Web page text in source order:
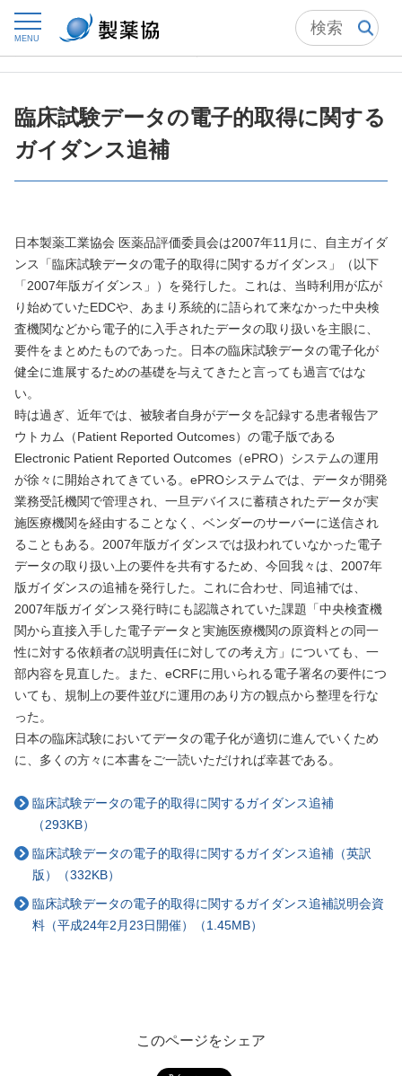
MENU
トップ 自主基準 申し合わせ・手引き・ガイドライン
臨床試験データの電子的取得に関する
ガイダンス追補
日本製薬工業協会 医薬品評価委員会は2007年11月に、自主ガイダ
ンス「臨床試験データの電子的取得に関するガイダンス」（以下
「2007年版ガイダンス」）を発行した。これは、当時利用が広が
り始めていたEDCや、あまり系統的に語られて来なかった中央検
査機関などから電子的に入手されたデータの取り扱いを主眼に、
要件をまとめたものであった。日本の臨床試験データの電子化が
健全に進展するための基礎を与えてきたと言っても過言ではな
い。
時は過ぎ、近年では、被験者自身がデータを記録する患者報告ア
ウトカム（Patient Reported Outcomes）の電子版である
Electronic Patient Reported Outcomes（ePRO）システムの運用
が徐々に開始されてきている。ePROシステムでは、データが開発
業務受託機関で管理され、一旦デバイスに蓄積されたデータが実
施医療機関を経由することなく、ベンダーのサーバーに送信され
ることもある。2007年版ガイダンスでは扱われていなかった電子
データの取り扱い上の要件を共有するため、今回我々は、2007年
版ガイダンスの追補を発行した。これに合わせ、同追補では、
2007年版ガイダンス発行時にも認識されていた課題「中央検査機
関から直接入手した電子データと実施医療機関の原資料との同一
性に対する依頼者の説明責任に対しての考え方」についても、一
部内容を見直した。また、eCRFに用いられる電子署名の要件につ
いても、規制上の要件並びに運用のあり方の観点から整理を行な
った。
日本の臨床試験においてデータの電子化が適切に進んでいくため
に、多くの方々に本書をご一読いただければ幸甚である。
臨床試験データの電子的取得に関するガイダンス追補
（293KB）
臨床試験データの電子的取得に関するガイダンス追補（英訳
版）（332KB）
臨床試験データの電子的取得に関するガイダンス追補説明会資
料（平成24年2月23日開催）（1.45MB）
このページをシェア